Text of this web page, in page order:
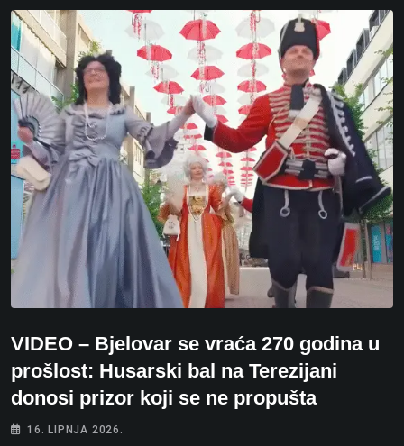
VIDEO – Bjelovar se vraća 270 godina u
prošlost: Husarski bal na Terezijani
donosi prizor koji se ne propušta
16. LIPNJA 2026.